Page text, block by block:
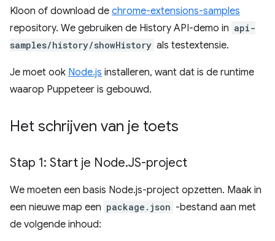
Kloon of download de chrome-extensions-samples
repository. We gebruiken de History API-demo in api-
samples/history/showHistory als testextensie.
Je moet ook Node.js installeren, want dat is de runtime
waarop Puppeteer is gebouwd.
Het schrijven van je toets
Stap 1: Start je Node.JS-project
We moeten een basis Node.js-project opzetten. Maak in
een nieuwe map een package.json -bestand aan met
de volgende inhoud: